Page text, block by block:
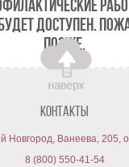
ДОСТУПЕН.
ПОЗЖЕ.
Контакты
Новгород, Ванеева, 205,
8 (800) 550-41-54